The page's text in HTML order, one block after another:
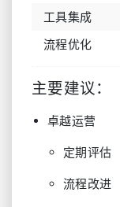
工具集成
流程优化
主要建议：
卓越运营
定期评估
流程改进